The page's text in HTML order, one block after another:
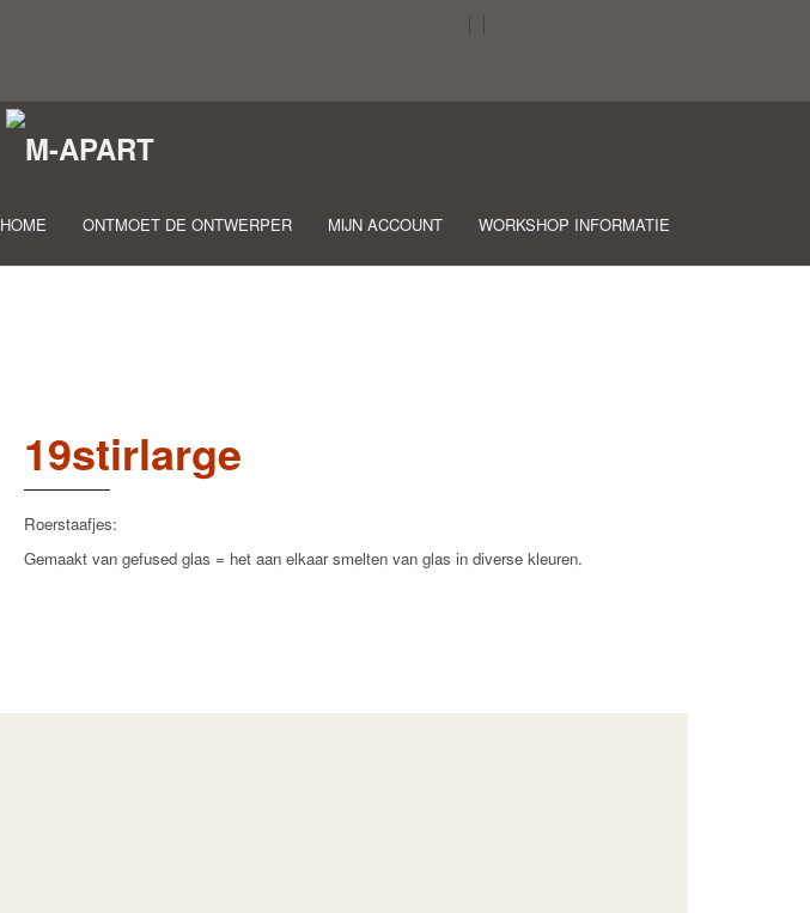
HOME ONTMOET DE ONTWERPER MIJN ACCOUNT WORKSHOP INFORMATIE
19stirlarge
Roerstaafjes:
Gemaakt van gefused glas = het aan elkaar smelten van glas in diverse kleuren.